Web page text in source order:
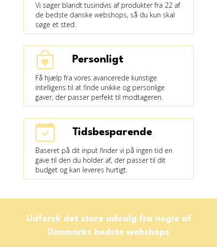
Vi søger blandt tusindvis af produkter fra 22 af
de bedste danske webshops, så du kun skal
søge et sted.
Personligt
Få hjælp fra vores avancerede kunstige
intelligens til at finde unikke og personlige
gaver, der passer perfekt til modtageren.
Tidsbesparende
Baseret på dit input finder vi på ingen tid en
gave til den du holder af, der passer til dit
budget og kan leveres hurtigt.
Udforsk det store udvalg fra nogle af
Danmarks bedste webshops